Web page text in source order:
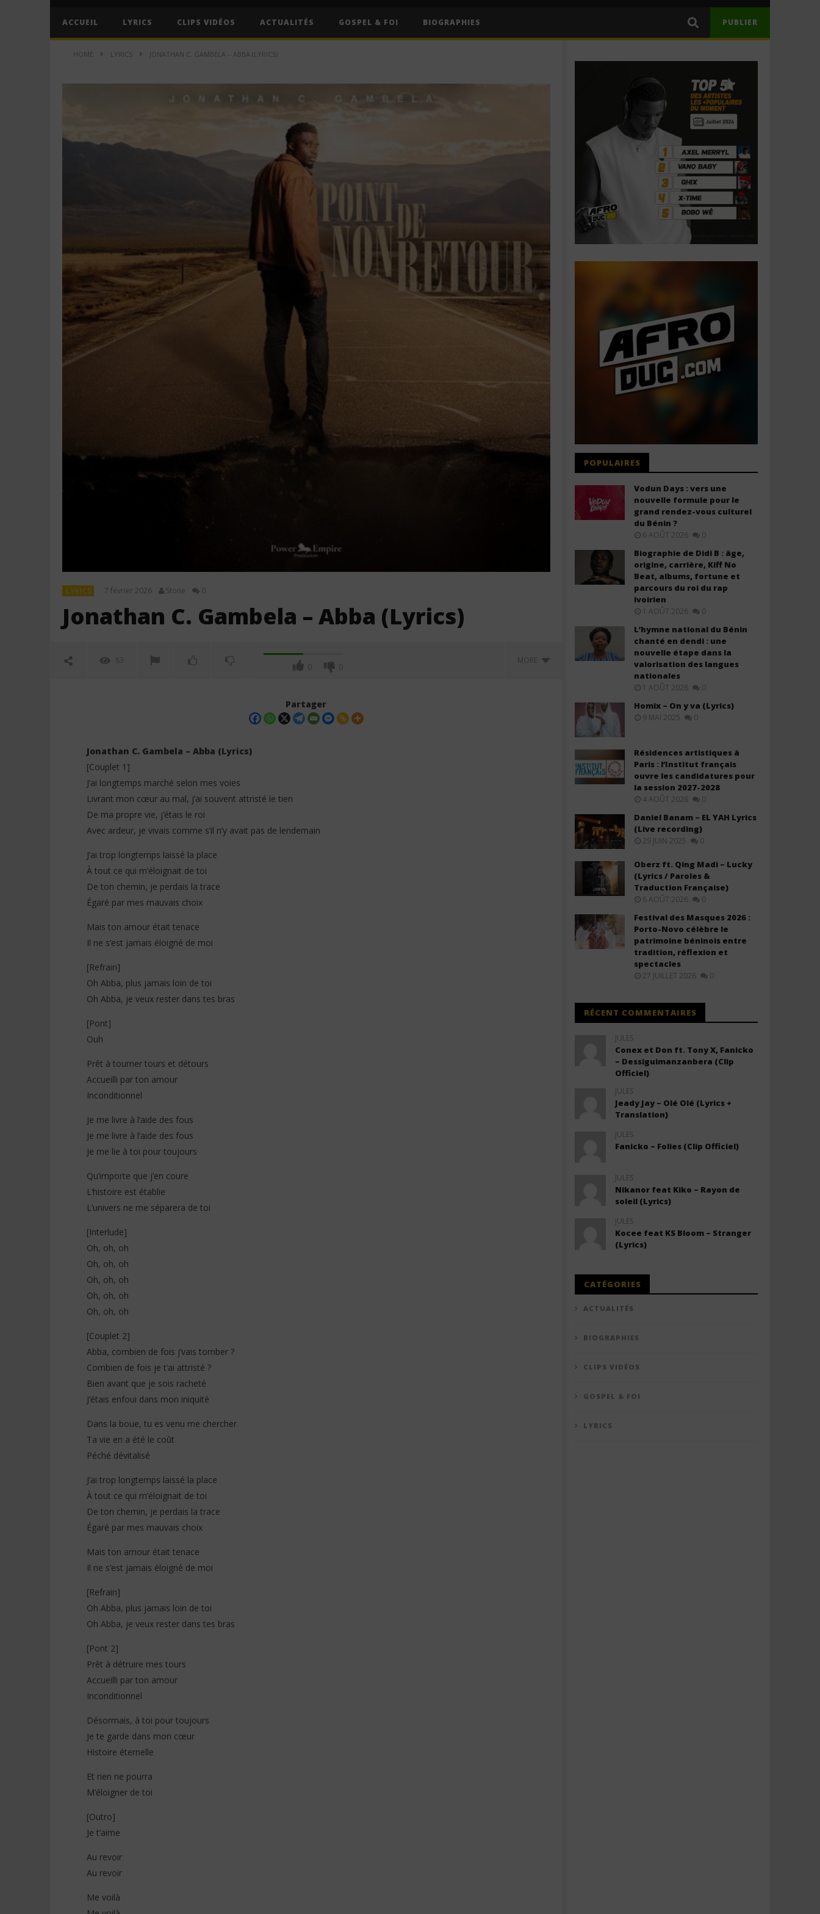
ACCUEIL LYRICS CLIPS VIDÉOS ACTUALITÉS GOSPEL & FOI BIOGRAPHIES PUBLIER
HOME LYRICS JONATHAN C. GAMBELA – ABBA (LYRICS)
LYRICS 7 février 2026 Stone 0
Jonathan C. Gambela – Abba (Lyrics)
83
0 0
MORE
NOW VIEWING
Jonathan C. Gambela – Abba
(Lyrics)
février
2026
Stone
Paroles)
Fally Ipupa – Complices (Lyrics /
Paroles)
Colombe Merveille - Ta
2026
Stone
Partager
Jonathan C. Gambela – Abba (Lyrics)
[Couplet 1]
J’ai longtemps marché selon mes voies
Livrant mon cœur au mal, j’ai souvent attristé le tien
De ma propre vie, j’étais le roi
Avec ardeur, je vivais comme s’il n’y avait pas de lendemain
J’ai trop longtemps laissé la place
À tout ce qui m’éloignait de toi
De ton chemin, je perdais la trace
Égaré par mes mauvais choix
Mais ton amour était tenace
Il ne s’est jamais éloigné de moi
[Refrain]
Oh Abba, plus jamais loin de toi
Oh Abba, je veux rester dans tes bras
[Pont]
Ouh
Prêt à tourner tours et détours
Accueilli par ton amour
Inconditionnel
Je me livre à l’aide des fous
Je me livre à l’aide des fous
Je me lie à toi pour toujours
Qu’importe que j’en coure
L’histoire est établie
L’univers ne me séparera de toi
[Interlude]
Oh, oh, oh
Oh, oh, oh
Oh, oh, oh
Oh, oh, oh
Oh, oh, oh
[Couplet 2]
Abba, combien de fois j’vais tomber ?
Combien de fois je t’ai attristé ?
Bien avant que je sois racheté
J’étais enfoui dans mon iniquité
Dans la boue, tu es venu me chercher
Ta vie en a été le coût
Péché dévitalisé
J’ai trop longtemps laissé la place
À tout ce qui m’éloignait de toi
De ton chemin, je perdais la trace
Égaré par mes mauvais choix
Mais ton amour était tenace
Il ne s’est jamais éloigné de moi
[Refrain]
Oh Abba, plus jamais loin de toi
Oh Abba, je veux rester dans tes bras
[Pont 2]
Prêt à détruire mes tours
Accueilli par ton amour
Inconditionnel
Désormais, à toi pour toujours
Je te garde dans mon cœur
Histoire éternelle
Et rien ne pourra
M’éloigner de toi
[Outro]
Je t’aime
Au revoir
Au revoir
Me voilà
POPULAIRES
Vodun Days : vers une
nouvelle formule pour le
grand rendez-vous culturel
du Bénin ?
6 AOÛT 2026 0
Biographie de Didi B : âge,
origine, carrière, Kiff No
Beat, albums, fortune et
parcours du roi du rap
ivoirien
1 AOÛT 2026 0
L’hymne national du Bénin
chanté en dendi : une
nouvelle étape dans la
valorisation des langues
nationales
1 AOÛT 2026 0
Homix – On y va (Lyrics)
9 MAI 2025 0
Résidences artistiques à
Paris : l’Institut français
ouvre les candidatures pour
la session 2027-2028
4 AOÛT 2026 0
Daniel Banam – EL YAH Lyrics
(Live recording)
29 JUIN 2025 0
Oberz ft. Qing Madi – Lucky
(Lyrics / Paroles &
Traduction Française)
6 AOÛT 2026 0
Festival des Masques 2026 :
Porto-Novo célèbre le
patrimoine béninois entre
tradition, réflexion et
spectacles
27 JUILLET 2026 0
RÉCENT COMMENTAIRES
JULES
Conex et Don ft. Tony X, Fanicko
– Dessiguimanzanbera (Clip
Officiel)
JULES
Jeady Jay – Olé Olé (Lyrics +
Translation)
JULES
Fanicko – Folies (Clip Officiel)
JULES
Nikanor feat Kiko – Rayon de
soleil (Lyrics)
JULES
Kocee feat KS Bloom – Stranger
(Lyrics)
CATÉGORIES
ACTUALITÉS
BIOGRAPHIES
CLIPS VIDÉOS
GOSPEL & FOI
LYRICS